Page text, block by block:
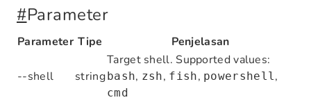
#Parameter
Parameter Tipe Penjelasan
--shell string
Target shell. Supported values:
bash, zsh, fish, powershell,
cmd